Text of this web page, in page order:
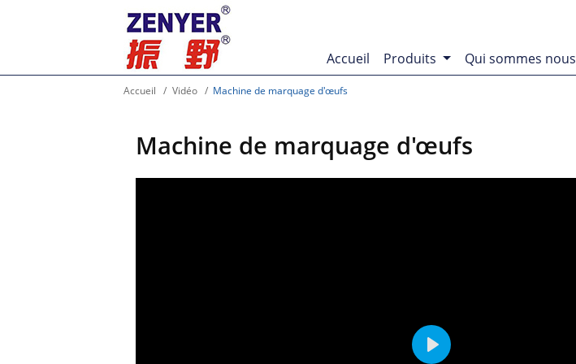
Accueil Produits Qui sommes nous
Accueil Vidéo Machine de marquage d'œufs
Machine de marquage d'œufs
Play